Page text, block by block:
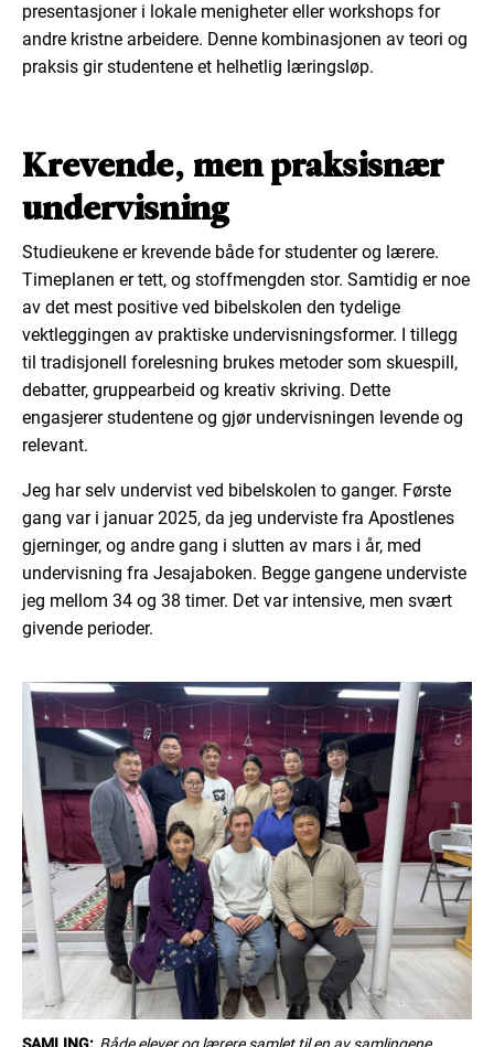
presentasjoner i lokale menigheter eller workshops for
andre kristne arbeidere. Denne kombinasjonen av teori og
praksis gir studentene et helhetlig læringsløp.
Krevende, men praksisnær
undervisning
Studieukene er krevende både for studenter og lærere.
Timeplanen er tett, og stoffmengden stor. Samtidig er noe
av det mest positive ved bibelskolen den tydelige
vektleggingen av praktiske undervisningsformer. I tillegg
til tradisjonell forelesning brukes metoder som skuespill,
debatter, gruppearbeid og kreativ skriving. Dette
engasjerer studentene og gjør undervisningen levende og
relevant.
Jeg har selv undervist ved bibelskolen to ganger. Første
gang var i januar 2025, da jeg underviste fra Apostlenes
gjerninger, og andre gang i slutten av mars i år, med
undervisning fra Jesajaboken. Begge gangene underviste
jeg mellom 34 og 38 timer. Det var intensive, men svært
givende perioder.